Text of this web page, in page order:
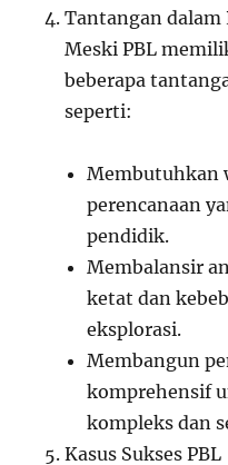
Tantangan dalam
Meski PBL
beberapa
seperti:
Membutuhkan
perencanaan
pendidik.
Membalansir
ketat dan
eksplorasi.
Membangun
komprehensif
kompleks dan
Kasus Sukses PBL